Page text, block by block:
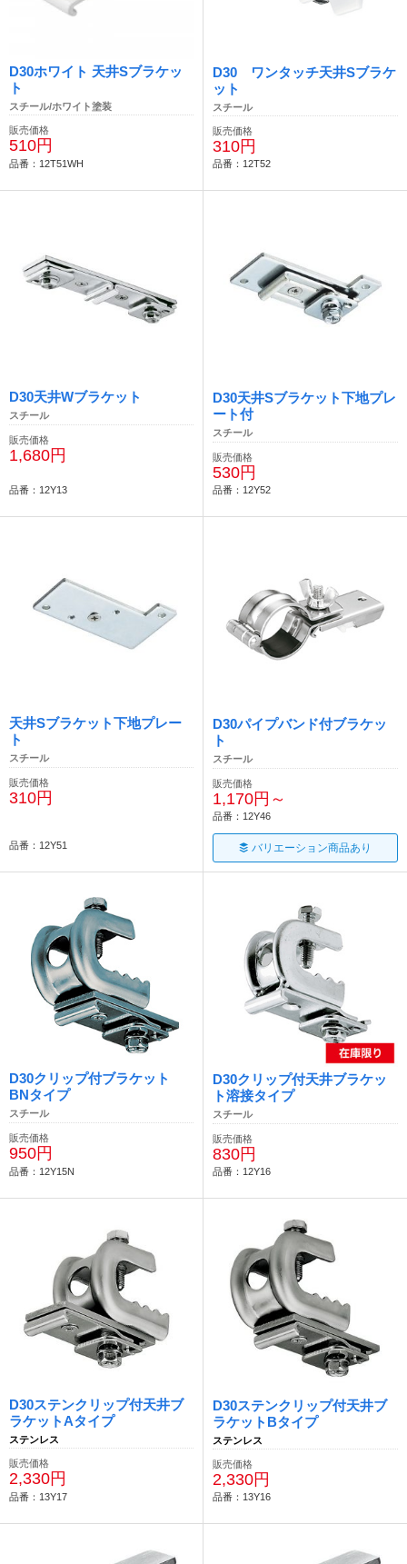
D30ホワイト 天井Sブラケッ
ト
スチール/ホワイト塗装
販売価格
510円
品番：12T51WH
D30 ワンタッチ天井Sブラケ
ット
スチール
販売価格
310円
品番：12T52
D30天井Wブラケット
スチール
販売価格
1,680円
品番：12Y13
D30天井Sブラケット下地プレ
ート付
スチール
販売価格
530円
品番：12Y52
天井Sブラケット下地プレー
ト
スチール
販売価格
310円
品番：12Y51
D30パイプバンド付ブラケッ
ト
スチール
販売価格
1,170円～
品番：12Y46
バリエーション商品あり
D30クリップ付ブラケット
BNタイプ
スチール
販売価格
950円
品番：12Y15N
D30クリップ付天井ブラケッ
ト溶接タイプ
スチール
販売価格
830円
品番：12Y16
D30ステンクリップ付天井ブ
ラケットAタイプ
ステンレス
販売価格
2,330円
品番：13Y17
D30ステンクリップ付天井ブ
ラケットBタイプ
ステンレス
販売価格
2,330円
品番：13Y16